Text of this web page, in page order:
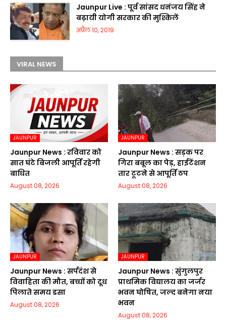
Jaunpur Live : पूर्व सांसद धनंजय सिंह ने
बढ़ायी योगी सरकार की मुश्किलें
अप्रैल 10, 2019
VIRAL NEWS
JAUNPUR
Jaunpur News : रविवार को
सात घंटे बिजली आपूर्ति रहेगी
बाधित
August 08, 2026
JAUNPUR
Jaunpur News : सड़क पर
गिरा बबूल का पेड़, हाईटेंशन
तार टूटने से आपूर्ति ठप
August 08, 2026
JAUNPUR
Jaunpur News : सर्पदंश से
विवाहिता की मौत, बच्चों को दूध
पिलाते समय डसा
August 08, 2026
JAUNPUR
Jaunpur News : सुंगुलपुर
प्राथमिक विद्यालय का जर्जर
भवन घोषित, जल्द बनेगा नया
भवन
August 08, 2026